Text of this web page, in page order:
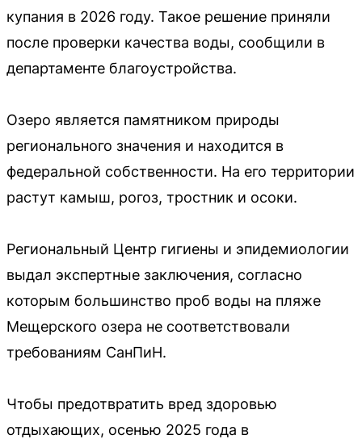
купания в 2026 году. Такое решение приняли
после проверки качества воды, сообщили в
департаменте благоустройства.
Озеро является памятником природы
регионального значения и находится в
федеральной собственности. На его территории
растут камыш, рогоз, тростник и осоки.
Региональный Центр гигиены и эпидемиологии
выдал экспертные заключения, согласно
которым большинство проб воды на пляже
Мещерского озера не соответствовали
требованиям СанПиН.
Чтобы предотвратить вред здоровью
отдыхающих, осенью 2025 года в